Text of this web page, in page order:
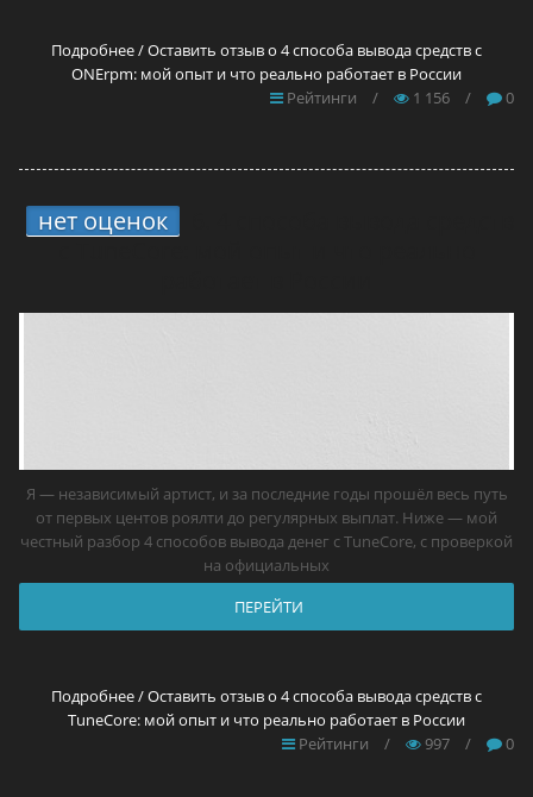
Подробнее / Оставить отзыв о 4 способа вывода средств с
ONErpm: мой опыт и что реально работает в России
Рейтинги
/ 1 156 / 0
нет оценок
Я — независимый артист, и за последние годы прошёл весь путь
от первых центов роялти до регулярных выплат. Ниже — мой
честный разбор 4 способов вывода денег с TuneCore, с проверкой
на официальных
ПЕРЕЙТИ
Подробнее / Оставить отзыв о 4 способа вывода средств с
TuneCore: мой опыт и что реально работает в России
Рейтинги
/ 997 / 0